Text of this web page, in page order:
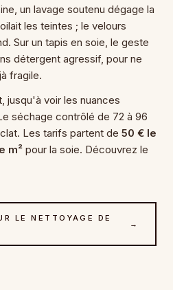
un lavage soutenu dégage la
les teintes ; le velours
Sur un tapis en soie, le geste
détergent agressif, pour ne
fragile.
jusqu'à voir les nuances
séchage contrôlé de 72 à 96
Les tarifs partent de 50 € le
m² pour la soie. Découvrez le
LE NETTOYAGE DE
→